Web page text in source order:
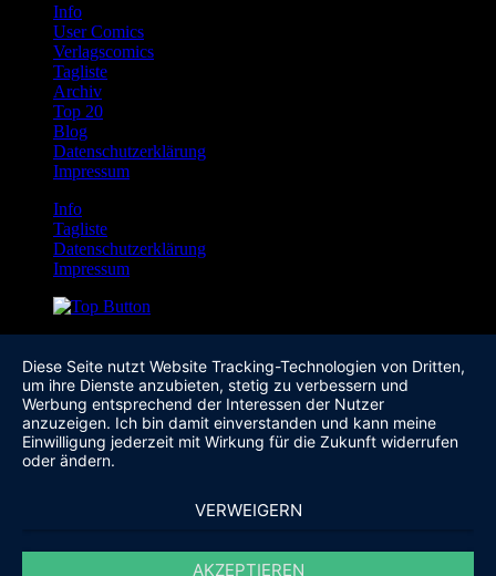
Info
User Comics
Verlagscomics
Tagliste
Archiv
Top 20
Blog
Datenschutzerklärung
Impressum
Info
Tagliste
Datenschutzerklärung
Impressum
Diese Seite nutzt Website Tracking-Technologien von Dritten,
um ihre Dienste anzubieten, stetig zu verbessern und
Werbung entsprechend der Interessen der Nutzer
anzuzeigen. Ich bin damit einverstanden und kann meine
Einwilligung jederzeit mit Wirkung für die Zukunft widerrufen
oder ändern.
VERWEIGERN
AKZEPTIEREN